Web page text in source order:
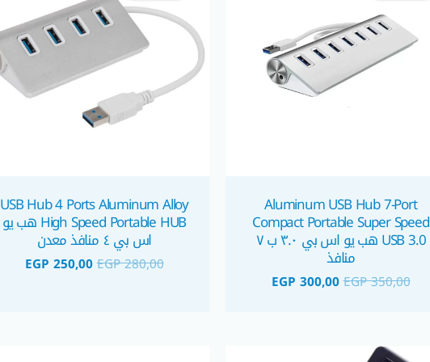
Aluminum USB Hub 7-Port
Compact Portable Super Speed
USB 3.0 هب يو اس بي ٣.٠ ب ٧
منافذ
EGP350,00
EGP 300,00
USB Hub 4 Ports Aluminum Alloy
High Speed Portable HUB هب يو
اس بي ٤ منافذ معدن
EGP280,00
EGP 250,00